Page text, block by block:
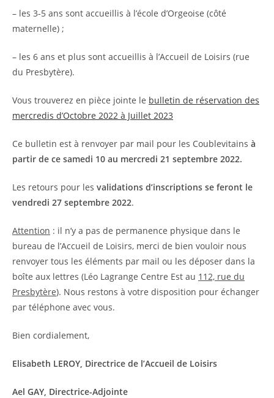
– les 3-5 ans sont accueillis à l’école d’Orgeoise (côté
maternelle) ;
– les 6 ans et plus sont accueillis à l’Accueil de Loisirs (rue
du Presbytère).
Vous trouverez en pièce jointe le bulletin de réservation des
mercredis d’Octobre 2022 à Juillet 2023
Ce bulletin est à renvoyer par mail pour les Coublevitains à
partir de ce samedi 10 au mercredi 21 septembre 2022.
Les retours pour les validations d’inscriptions se feront le
vendredi 27 septembre 2022.
Attention : il n’y a pas de permanence physique dans le
bureau de l’Accueil de Loisirs, merci de bien vouloir nous
renvoyer tous les éléments par mail ou les déposer dans la
boîte aux lettres (Léo Lagrange Centre Est au 112, rue du
Presbytère). Nous restons à votre disposition pour échanger
par téléphone avec vous.
Bien cordialement,
Elisabeth LEROY, Directrice de l’Accueil de Loisirs
Ael GAY, Directrice-Adjointe